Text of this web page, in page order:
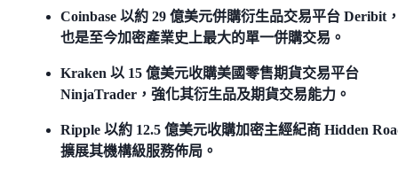
Coinbase 以約 29 億美元併購衍生品交易平台 Deribit
也是至今加密產業史上最大的單一併購交易。
Kraken 以 15 億美元收購美國零售期貨交易平台
NinjaTrader，強化其衍生品及期貨交易能力。
Ripple 以約 12.5 億美元收購加密主經紀商 Hidden
擴展其機構級服務佈局。